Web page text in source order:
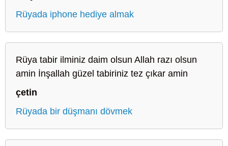
Rüyada iphone hediye almak
Rüya tabir ilminiz daim olsun Allah razı olsun
amin İnşallah güzel tabiriniz tez çıkar amin
çetin
Rüyada bir düşmanı dövmek